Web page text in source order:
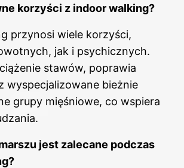
korzyści z indoor walking?
przynosi wiele korzyści,
jak i psychicznych.
stawów, poprawia
wyspecjalizowane bieżnie
grupy mięśniowe, co wspiera
jest zalecane podczas